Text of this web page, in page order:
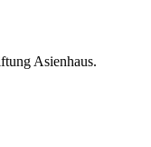
Asienhaus.